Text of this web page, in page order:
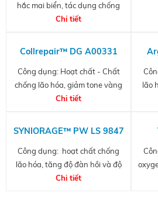
ngăn ngừa lão hóa da.
hắc mai biển, tác dụng chống
lão hóa, chống chảy xệ, nâng cơ
Chi tiết
Collrepair™ DG A00331
Công dụng: Hoạt chất - Chất
chống lão hóa, giảm tone vàng
của da.
Chi tiết
lão
SYNIORAGE™ PW LS 9847
Công dụng: hoạt chất chống
lão hóa, tăng độ đàn hồi và độ
săn chắc cho làn da.
Chi tiết